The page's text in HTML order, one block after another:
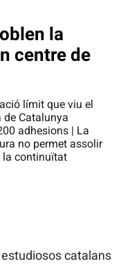
la
centre de
límit que viu el
de Catalunya
adhesions | La
no permet assolir
la continuïtat
catalans